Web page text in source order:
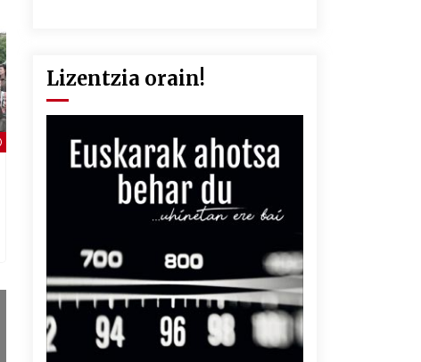
Lizentzia orain!